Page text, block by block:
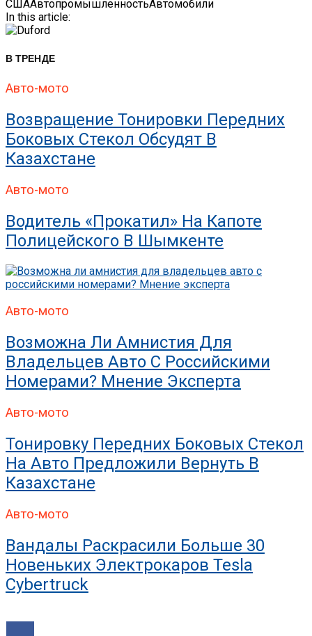
СШААвтопромышленностьАвтомобили
In this article:
В ТРЕНДЕ
Авто-мото
Возвращение Тонировки Передних
Боковых Стекол Обсудят В
Казахстане
Авто-мото
Водитель «прокатил» На Капоте
Полицейского В Шымкенте
Авто-мото
Возможна Ли Амнистия Для
Владельцев Авто С Российскими
Номерами? Мнение Эксперта
Авто-мото
Тонировку Передних Боковых Стекол
На Авто Предложили Вернуть В
Казахстане
Авто-мото
Вандалы Раскрасили Больше 30
Новеньких Электрокаров Tesla
Cybertruck